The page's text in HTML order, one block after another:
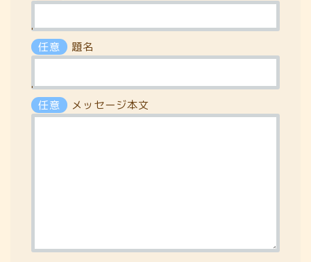
'
任意
題名
'
任意
メッセージ本文